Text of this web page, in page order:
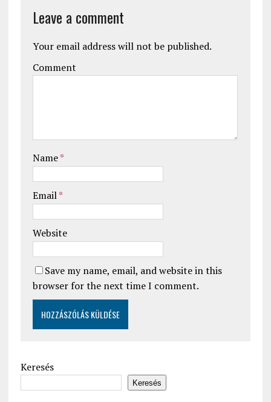
Leave a comment
Your email address will not be published.
Comment
Name*
Email*
Website
Save my name, email, and website in this
browser for the next time I comment.
Keresés
Keresés